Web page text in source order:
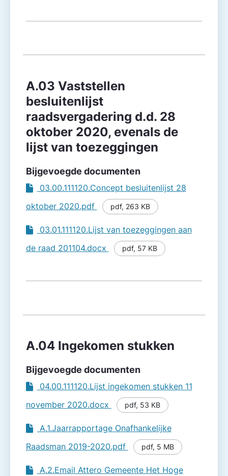
A.03 Vaststellen
besluitenlijst
raadsvergadering d.d. 28
oktober 2020, evenals de
lijst van toezeggingen
Bijgevoegde documenten
03.00.111120.Concept besluitenlijst 28
oktober 2020.pdf
pdf, 263 KB
03.01.111120.Lijst van toezeggingen aan
de raad 201104.docx
pdf, 57 KB
A.04 Ingekomen stukken
Bijgevoegde documenten
04.00.111120.Lijst ingekomen stukken 11
november 2020.docx
pdf, 53 KB
A.1.Jaarrapportage Onafhankelijke
Raadsman 2019-2020.pdf
pdf, 5 MB
A.2.Email Attero Gemeente Het Hoge